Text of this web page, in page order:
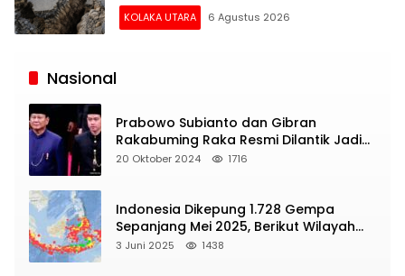
KOLAKA UTARA 6 Agustus 2026
Siaran
Nasional
Prabowo Subianto dan Gibran
Rakabuming Raka Resmi Dilantik Jadi
Presiden dan Wapres RI
20 Oktober 2024 1716
Indonesia Dikepung 1.728 Gempa
Sepanjang Mei 2025, Berikut Wilayah
Yang Intens Diguncang!
3 Juni 2025 1438